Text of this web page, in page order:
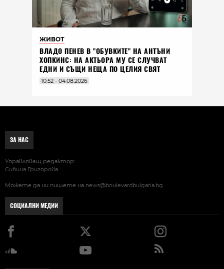
ЖИВОТ
ВЛАДO ПЕНЕВ В "ОБУВКИТЕ" НА АНТЪНИ
ХОПКИНС: НА АКТЬОРА МУ СЕ СЛУЧВАТ
ЕДНИ И СЪЩИ НЕЩА ПО ЦЕЛИЯ СВЯТ
10:52 - 04.08.2026
ЗА НАС
Управляващ редактор:
Сибина Григорова
Можете да ни пишете на news@boulevardbulgaria.bg
СОЦИАЛНИ МЕДИИ